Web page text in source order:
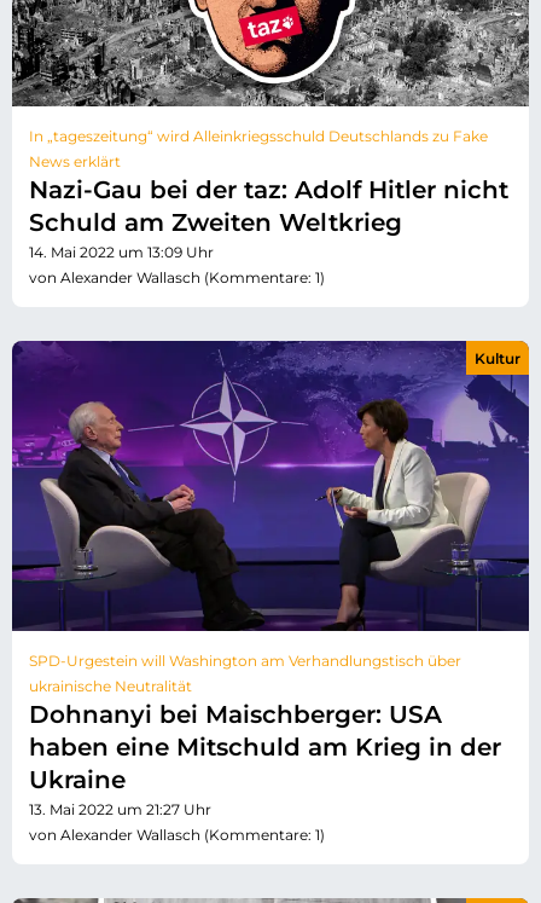
In „tageszeitung“ wird Alleinkriegsschuld Deutschlands zu Fake
News erklärt
Nazi-Gau bei der taz: Adolf Hitler nicht
Schuld am Zweiten Weltkrieg
14. Mai 2022 um 13:09 Uhr
von Alexander Wallasch (Kommentare: 1)
SPD-Urgestein will Washington am Verhandlungstisch über
ukrainische Neutralität
Dohnanyi bei Maischberger: USA
haben eine Mitschuld am Krieg in der
Ukraine
13. Mai 2022 um 21:27 Uhr
von Alexander Wallasch (Kommentare: 1)
Kultur